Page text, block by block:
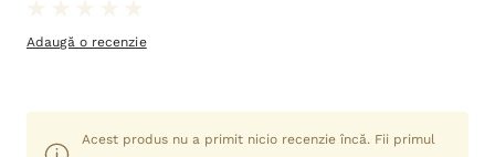
Adaugă o recenzie
Acest produs nu a primit nicio recenzie încă. Fii primul